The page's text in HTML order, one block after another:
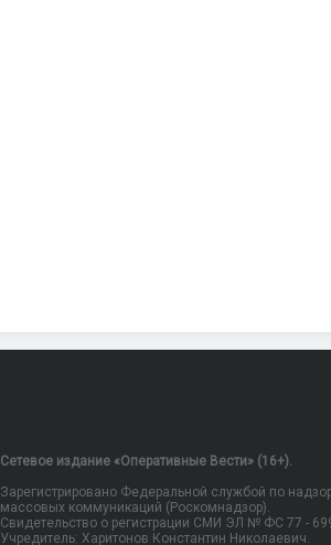
Сетевое издание «Оперативные Вести» (16+).
Зарегистрировано Федеральной службой по
массовых коммуникаций (Роскомнадзор).
Свидетельство о регистрации СМИ ЭЛ № ФС 77 -
Учредитель: Харитонов Константин Николаевич.